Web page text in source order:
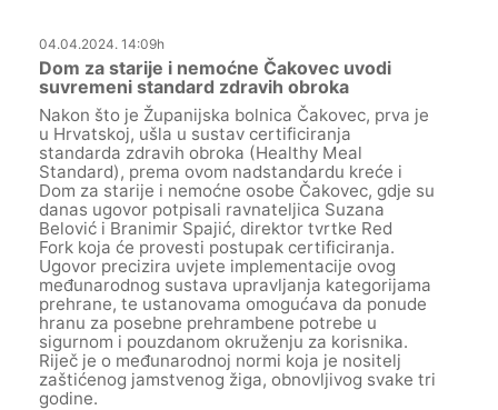
04.04.2024. 14:09h
Dom za starije i nemoćne Čakovec uvodi
suvremeni standard zdravih obroka
Nakon što je Županijska bolnica Čakovec, prva je
u Hrvatskoj, ušla u sustav certificiranja
standarda zdravih obroka (Healthy Meal
Standard), prema ovom nadstandardu kreće i
Dom za starije i nemoćne osobe Čakovec, gdje su
danas ugovor potpisali ravnateljica Suzana
Belović i Branimir Spajić, direktor tvrtke Red
Fork koja će provesti postupak certificiranja.
Ugovor precizira uvjete implementacije ovog
međunarodnog sustava upravljanja kategorijama
prehrane, te ustanovama omogućava da ponude
hranu za posebne prehrambene potrebe u
sigurnom i pouzdanom okruženju za korisnika.
Riječ je o međunarodnoj normi koja je nositelj
zaštićenog jamstvenog žiga, obnovljivog svake tri
godine.